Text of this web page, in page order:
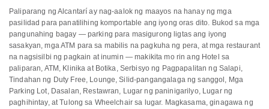
Paliparang ng Alcantarí ay nag-aalok ng maayos na hanay ng mga
pasilidad para panatilihing komportable ang iyong oras dito. Bukod sa mga
pangunahing bagay — parking para masigurong ligtas ang iyong
sasakyan, mga ATM para sa mabilis na pagkuha ng pera, at mga restaurant
na nagsisilbi ng pagkain at inumin — makikita mo rin ang Hotel sa
paliparan, ATM, Klinika at Botika, Serbisyo ng Pagpapalitan ng Salapi,
Tindahan ng Duty Free, Lounge, Silid-pangangalaga ng sanggol, Mga
Parking Lot, Dasalan, Restawran, Lugar ng paninigarilyo, Lugar ng
paghihintay, at Tulong sa Wheelchair sa lugar. Magkasama, ginagawa ng